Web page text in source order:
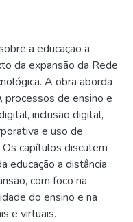
a educação a
da expansão da Rede
A obra aborda
processos de ensino e
inclusão digital,
e uso de
capítulos discutem
educação a distância
com foco na
do ensino e na
e virtuais.